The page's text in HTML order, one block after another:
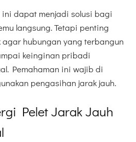
ini dapat menjadi solusi bagi
langsung. Tetapi penting
hubungan yang terbangun
keinginan pribadi
Pemahaman ini wajib di
pengasihan jarak jauh.
Pelet Jarak Jauh